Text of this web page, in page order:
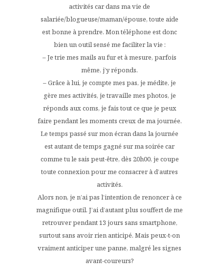
activités car dans ma vie de
salariée/blogueuse/maman/épouse, toute aide
est bonne à prendre. Mon téléphone est donc
bien un outil sensé me faciliter la vie :
– Je trie mes mails au fur et à mesure, parfois
même, j’y réponds.
– Grâce à lui, je compte mes pas, je médite, je
gère mes activités, je travaille mes photos, je
réponds aux coms, je fais tout ce que je peux
faire pendant les moments creux de ma journée.
Le temps passé sur mon écran dans la journée
est autant de temps gagné sur ma soirée car
comme tu le sais peut-être, dès 20h00, je coupe
toute connexion pour me consacrer à d’autres
activités.
Alors non, je n’ai pas l’intention de renoncer à ce
magnifique outil. J’ai d’autant plus souffert de me
retrouver pendant 13 jours sans smartphone,
surtout sans avoir rien anticipé. Mais peux-t-on
vraiment anticiper une panne, malgré les signes
avant-coureurs?